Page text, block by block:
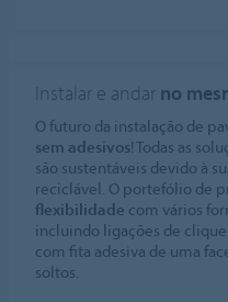
Instalar e andar no
O futuro da instalação de
sem adesivos! Todas as
são sustentáveis devido à
reciclável. O portefólio de
flexibilidade com vários
incluindo ligações de
com fita adesiva de uma
soltos.